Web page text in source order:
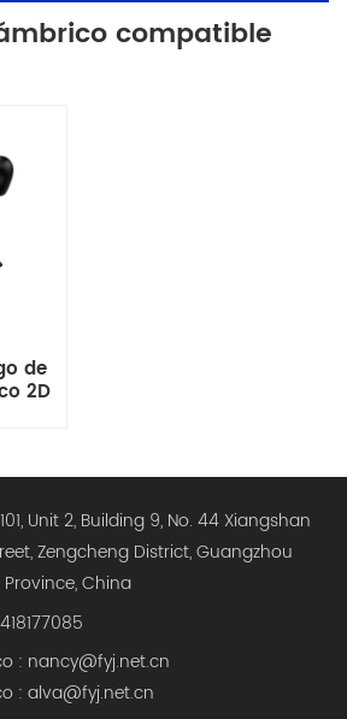
compatible
de
2D
Unit 2, Building 9, No. 44 Xiangshan
Zengcheng District, Guangzhou
China
: nancy@fyj.net.cn
: alva@fyj.net.cn